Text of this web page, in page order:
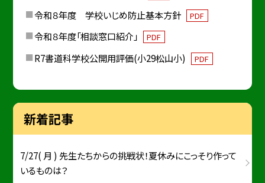
令和８年度 学校いじめ防止基本方針 PDF
令和８年度「相談窓口紹介」 PDF
R7書道科学校公開用評価(小29松山小) PDF
新着記事
7/27( 月 ) 先生たちからの挑戦状！夏休みにこっそり作って
いるものは？